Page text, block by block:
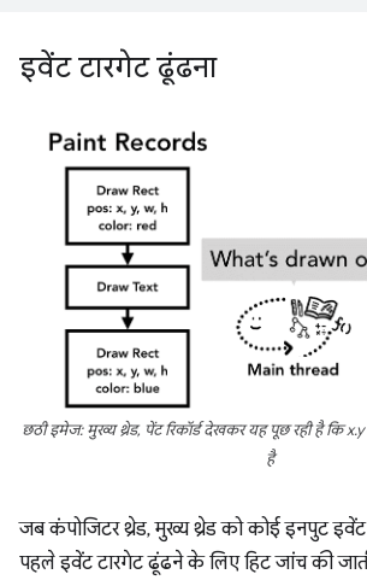
इवेंट टारगेट ढूंढना
छठी इमेज: मुख्य थ्रेड, पेंट रिकॉर्ड देखकर यह पूछ रही है कि x.y
है
जब कंपोजिटर थ्रेड, मुख्य थ्रेड को कोई इनपुट
पहले इवेंट टारगेट ढूंढने के लिए हिट जांच की